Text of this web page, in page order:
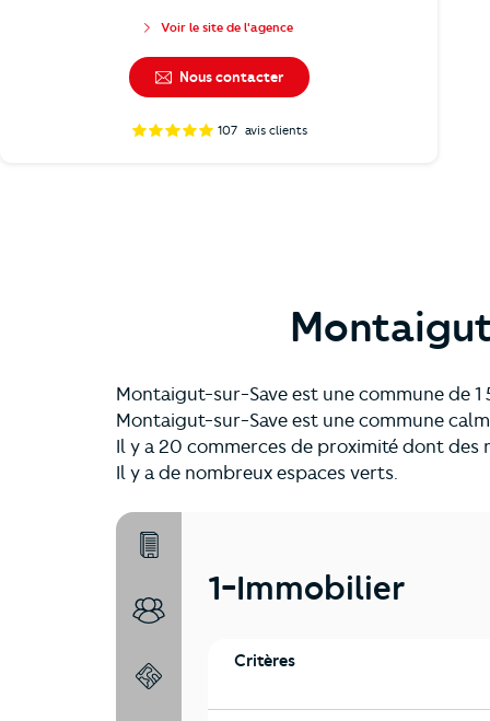
Voir le site de l'agence
Nous contacter
107 avis clients
Montaigut-sur-Save est une commune de
Montaigut-sur-Save est une commune
Il y a 20 commerces de proximité dont des
Il y a de nombreux espaces verts.
1-Immobilier
2-Habitants
3-Environnement
1-Immobilier
Critères